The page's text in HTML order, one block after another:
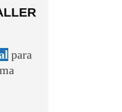
para